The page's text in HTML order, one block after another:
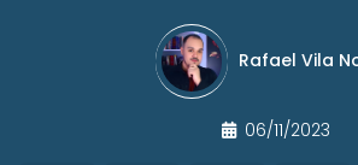
Rafael Vila
06/11/2023